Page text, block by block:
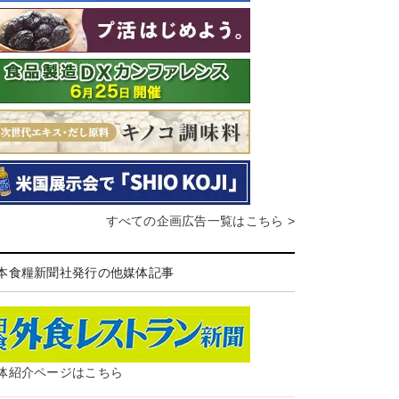
すべての企画広告一覧はこちら >
食糧新聞社発行の他媒体記事
紹介ページはこちら